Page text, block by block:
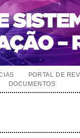
PORTAL DE
DOCUMENTOS